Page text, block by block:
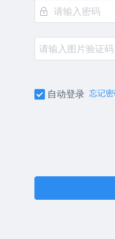
自动登录 忘记